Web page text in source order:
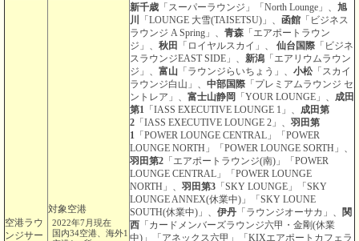
空港ラウ
ンジサー
対象空港
2022年7月現在
国内34空港、海外1
新千歳 「スーパーラウンジ」「North Lounge」、 旭
川
「LOUNGE 大雪(TAISETSU)」、 函館 「ビジネス
ラウンジ A Spring」、 青森 「エアポートラウン
ジ」、 秋田 「ロイヤルスカイ」、 仙台国際 「ビジネ
スラウンジEAST SIDE」、 新潟 「エアリウムラウン
ジ」、 富山 「ラウンジらいちょう」、 小松 「スカイ
ラウンジ白山」、 中部国際 「プレミアムラウンジ セ
ントレア」、 富士山静岡 「YOUR LOUNGE」、 成田
第1
「IASS EXECUTIVE LOUNGE 1」、 成田第
2 「IASS EXECUTIVE LOUNGE 2」、 羽田第
1
「POWER LOUNGE CENTRAL」「POWER
LOUNGE NORTH」「POWER LOUNGE SORTH」、
羽田第2 「エアポートラウンジ(南)」「POWER
LOUNGE CENTRAL」「POWER LOUNGE
NORTH」、 羽田第3 「SKY LOUNGE」「SKY
LOUNGE ANNEX(休業中)」「SKY LOUNE
SOUTH(休業中)」、 伊丹 「ラウンジオーサカ」、 関
西 「カードメンバーズラウンジ六甲・金剛(休業
中)」「アネックス六甲」「KIXエアポートカフェラ